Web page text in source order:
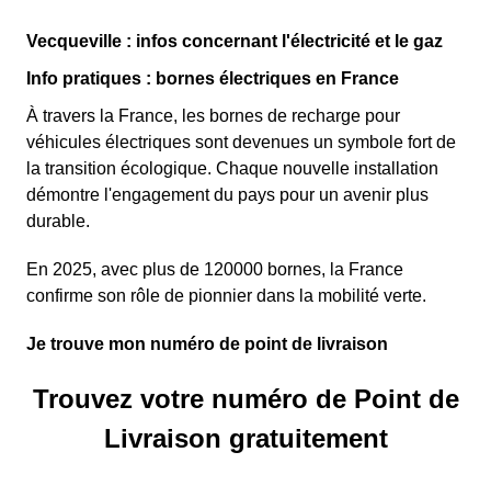
Vecqueville : infos concernant l'électricité et le gaz
Info pratiques : bornes électriques en France
À travers la France, les bornes de recharge pour
véhicules électriques sont devenues un symbole fort de
la transition écologique. Chaque nouvelle installation
démontre l'engagement du pays pour un avenir plus
durable.
En 2025, avec plus de 120000 bornes, la France
confirme son rôle de pionnier dans la mobilité verte.
Je trouve mon numéro de point de livraison